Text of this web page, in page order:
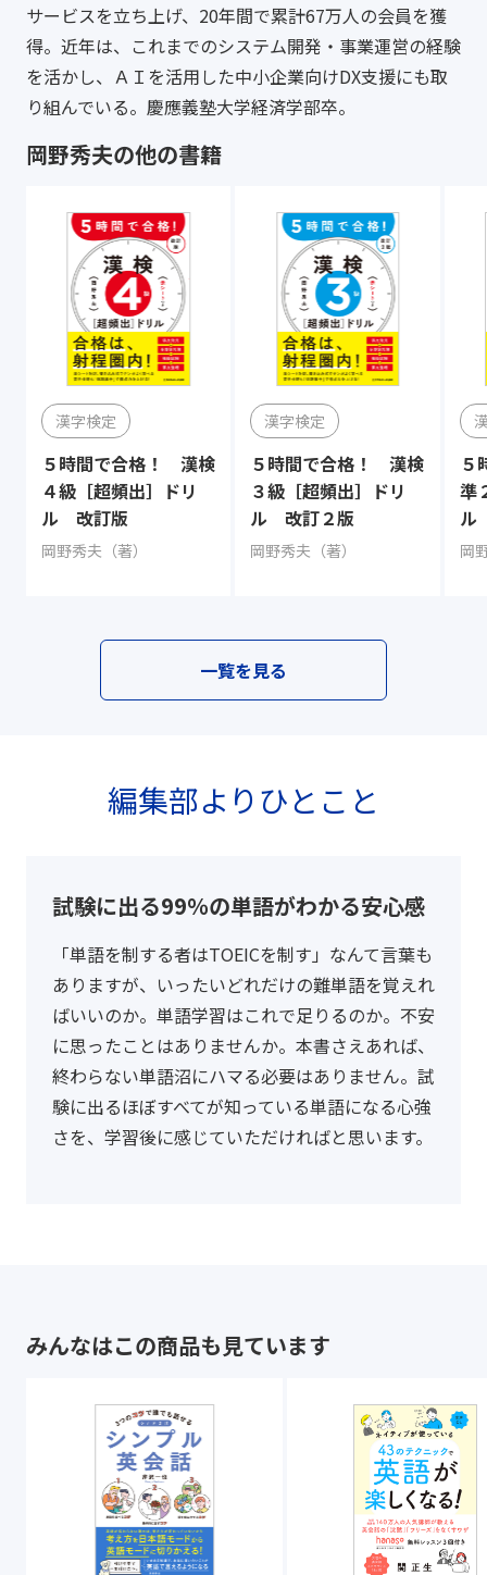
サービスを立ち上げ、20年間で累計67万人の会員を獲
得。近年は、これまでのシステム開発・事業運営の経験
を活かし、ＡＩを活用した中小企業向けDX支援にも取
り組んでいる。慶應義塾大学経済学部卒。
岡野秀夫の他の書籍
漢字検定
５時間で合格！ 漢検
４級［超頻出］ドリ
ル 改訂版
岡野秀夫（著）
漢字検定
５時間で合格！ 漢検
３級［超頻出］ドリ
ル 改訂２版
岡野秀夫（著）
５
準
ル
岡
一覧を見る
編集部よりひとこと
試験に出る99％の単語がわかる安心感
「単語を制する者はTOEICを制す」なんて言葉も
ありますが、いったいどれだけの難単語を覚えれ
ばいいのか。単語学習はこれで足りるのか。不安
に思ったことはありませんか。本書さえあれば、
終わらない単語沼にハマる必要はありません。試
験に出るほぼすべてが知っている単語になる心強
さを、学習後に感じていただければと思います。
みんなはこの商品も見ています